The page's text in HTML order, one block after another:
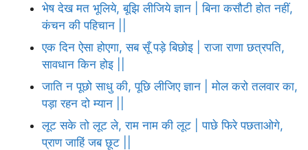
भेष देख मत भूलिये, बूझि लीजिये ज्ञान | बिना कसौटी होत नहीं,
कंचन की पहिचान ||
एक दिन ऐसा होएगा, सब सूँ पड़े बिछोइ | राजा राणा छत्रपति,
सावधान किन होइ ||
जाति न पूछो साधु की, पूछि लीजिए ज्ञान | मोल करो तलवार का,
पड़ा रहन दो म्यान ||
लूट सके तो लूट ले, राम नाम की लूट | पाछे फिरे पछताओगे,
प्राण जाहिं जब छूट ||